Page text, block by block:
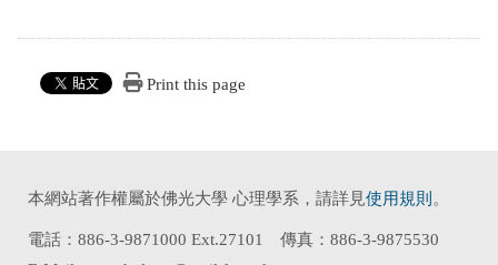
Print this page
本網站著作權屬於佛光大學 心理學系，請詳見使用規則 。
電話：886-3-9871000 Ext.27101 傳真：886-3-9875530